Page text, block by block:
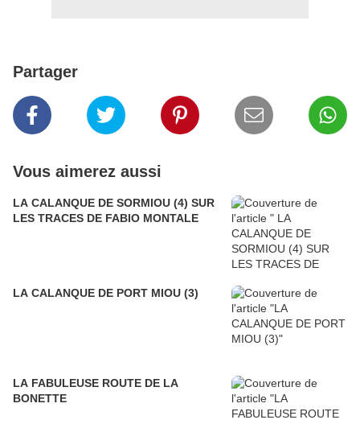
Partager
Vous aimerez aussi
LA CALANQUE DE SORMIOU (4) SUR
LES TRACES DE FABIO MONTALE
LA CALANQUE DE PORT MIOU (3)
LA FABULEUSE ROUTE DE LA
BONETTE